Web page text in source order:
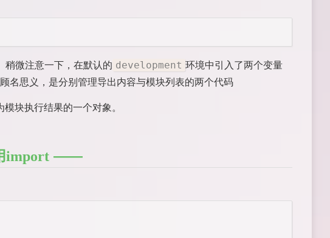
稍微注意一下，在默认的 development 环境中引入了两个变量
名思义，是分别管理导出内容与模块列表的两个代码
块执行结果的一个对象。
import